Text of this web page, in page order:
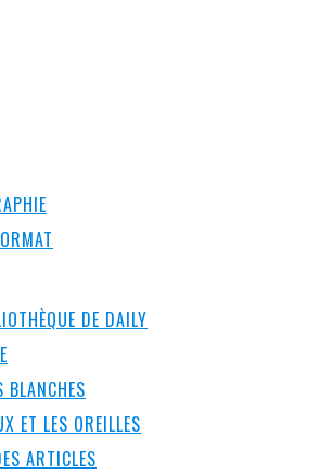
DE DAILY
BLANCHES
ET LES OREILLES
ARTICLES